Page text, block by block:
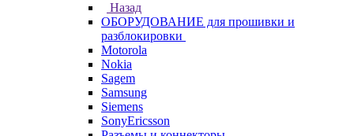
Назад
ОБОРУДОВАНИЕ для прошивки и
разблокировки
Motorola
Nokia
Sagem
Samsung
Siemens
SonyEricsson